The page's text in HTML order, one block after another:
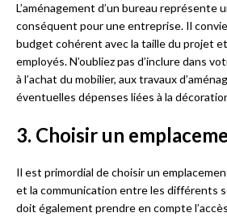
L’aménagement d’un bureau représente
conséquent pour une entreprise. Il
budget cohérent avec la taille du projet
employés. N’oubliez pas d’inclure dans
à l’achat du mobilier, aux travaux
éventuelles dépenses liées à la
3. Choisir un
Il est primordial de choisir un
et la communication entre les différents
doit également prendre en compte